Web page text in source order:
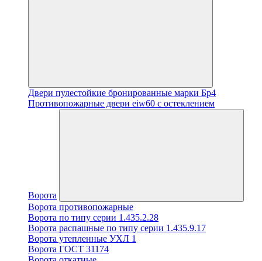
Двери пулестойкие бронированные марки Бр4
Противопожарные двери eiw60 с остеклением
Ворота
Ворота противопожарные
Ворота по типу серии 1.435.2.28
Ворота распашные по типу серии 1.435.9.17
Ворота утепленные УХЛ 1
Ворота ГОСТ 31174